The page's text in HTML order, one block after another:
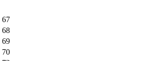
67
68
69
70